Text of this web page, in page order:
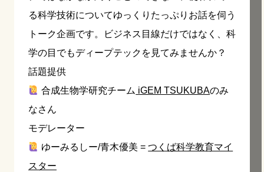
る科学技術についてゆっくりたっぷりお話を伺う
トーク企画です。ビジネス目線だけではなく、科
学の目でもディープテックを見てみませんか？
話題提供
合成生物学研究チーム iGEM TSUKUBAのみ
なさん
モデレーター
ゆーみるしー/青木優美 =つくば科学教育マイ
スター